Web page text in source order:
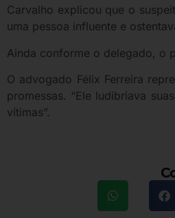
Carvalho explicou que o
uma pessoa influente e
Ainda conforme o delegado, o
O advogado Félix Ferreira
promessas. “Ele ludibriava
vítimas”.